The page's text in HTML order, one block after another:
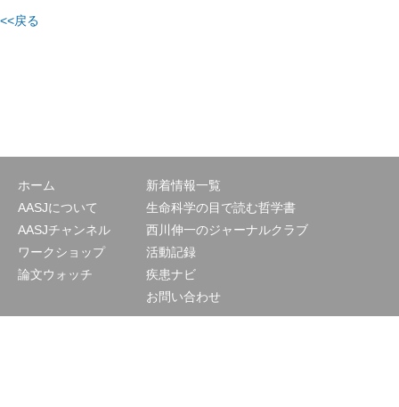
<<戻る
ホーム
AASJについて
AASJチャンネル
ワークショップ
論文ウォッチ
新着情報一覧
生命科学の目で読む哲学書
西川伸一のジャーナルクラブ
活動記録
疾患ナビ
お問い合わせ